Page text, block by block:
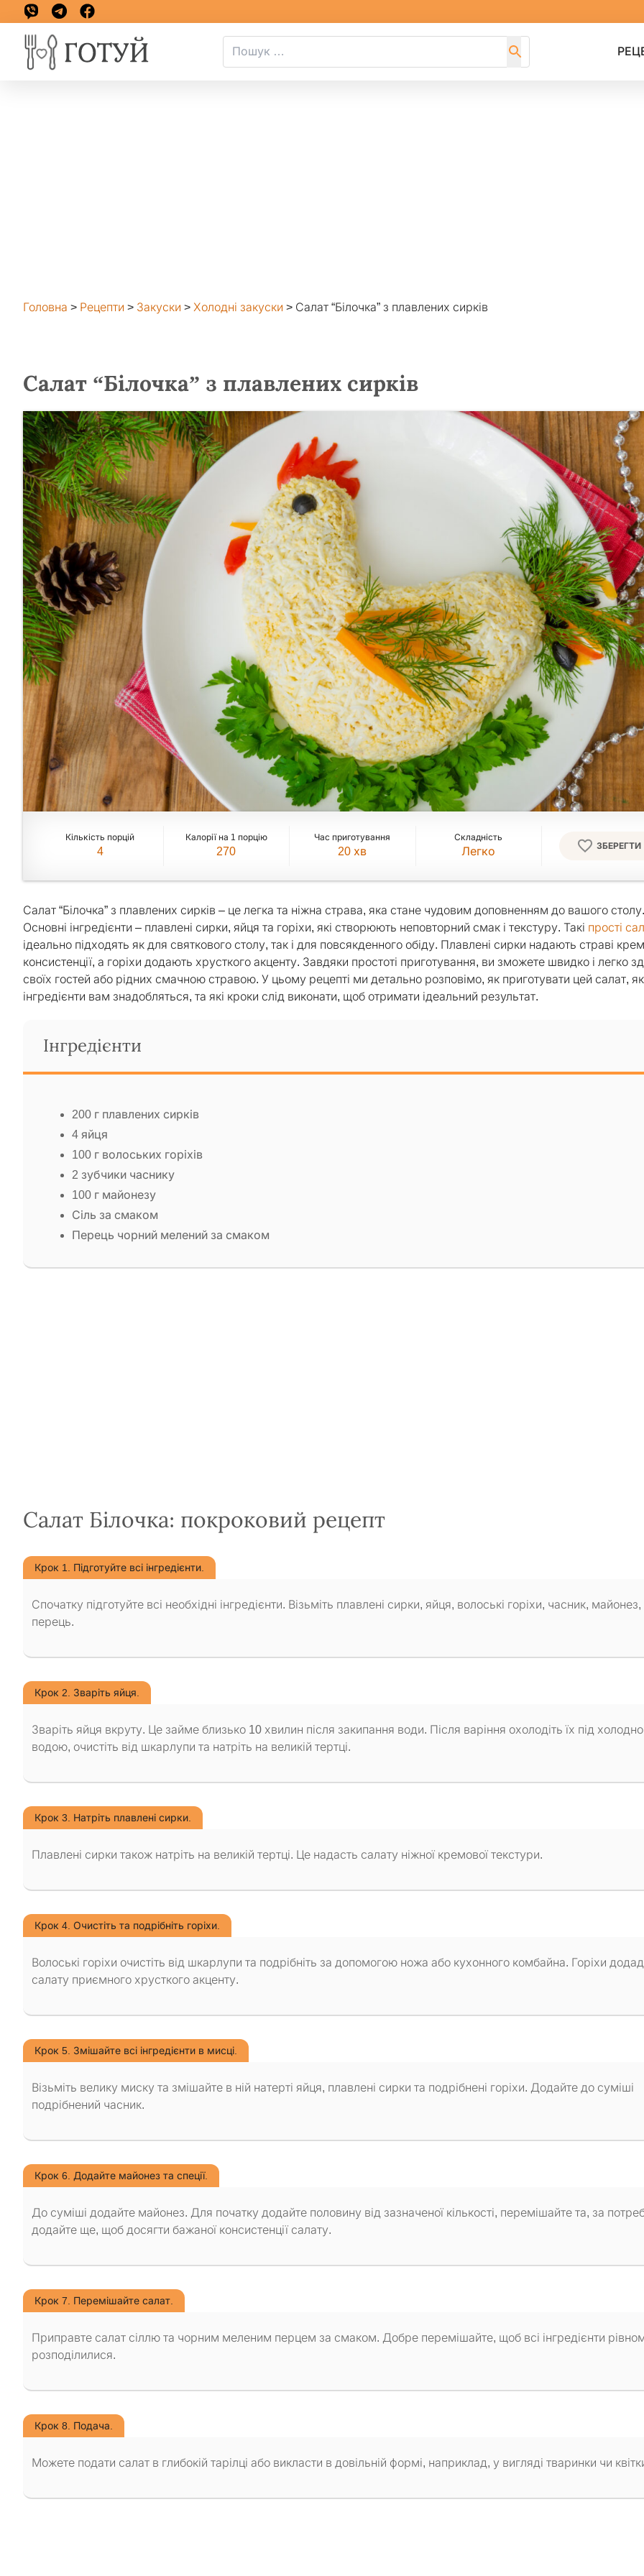
Головна > Рецепти > Закуски > Холодні закуски > Салат “Білочка” з плавлених сирків
Салат “Білочка” з плавлених сирків
Кількість порцій
4
Калорії на 1 порцію
270
Час приготування
20 хв
Складність
Легко ЗБЕРЕГТИ
Салат “Білочка” з плавлених сирків – це легка та ніжна страва, яка стане чудовим доповненням до вашого столу.
Основні інгредієнти – плавлені сирки, яйця та горіхи, які створюють неповторний смак і текстуру. Такі прості
ідеально підходять як для святкового столу, так і для повсякденного обіду. Плавлені сирки надають страві
консистенції, а горіхи додають хрусткого акценту. Завдяки простоті приготування, ви зможете швидко і легко
своїх гостей або рідних смачною стравою. У цьому рецепті ми детально розповімо, як приготувати цей салат,
інгредієнти вам знадобляться, та які кроки слід виконати, щоб отримати ідеальний результат.
Інгредієнти
200 г плавлених сирків
4 яйця
100 г волоських горіхів
2 зубчики часнику
100 г майонезу
Сіль за смаком
Перець чорний мелений за смаком
Салат Білочка: покроковий рецепт
Крок 1. Підготуйте всі інгредієнти.
Спочатку підготуйте всі необхідні інгредієнти. Візьміть плавлені сирки, яйця, волоські горіхи, часник, майонез,
перець.
Крок 2. Зваріть яйця.
Зваріть яйця вкруту. Це займе близько 10 хвилин після закипання води. Після варіння охолодіть їх під
водою, очистіть від шкарлупи та натріть на великій тертці.
Крок 3. Натріть плавлені сирки.
Плавлені сирки також натріть на великій тертці. Це надасть салату ніжної кремової текстури.
Крок 4. Очистіть та подрібніть горіхи.
Волоські горіхи очистіть від шкарлупи та подрібніть за допомогою ножа або кухонного комбайна. Горіхи
салату приємного хрусткого акценту.
Крок 5. Змішайте всі інгредієнти в мисці.
Візьміть велику миску та змішайте в ній натерті яйця, плавлені сирки та подрібнені горіхи. Додайте до суміші
подрібнений часник.
Крок 6. Додайте майонез та спеції.
До суміші додайте майонез. Для початку додайте половину від зазначеної кількості, перемішайте та, за
додайте ще, щоб досягти бажаної консистенції салату.
Крок 7. Перемішайте салат.
Приправте салат сіллю та чорним меленим перцем за смаком. Добре перемішайте, щоб всі інгредієнти
розподілилися.
Крок 8. Подача.
Можете подати салат в глибокій тарілці або викласти в довільній формі, наприклад, у вигляді тваринки чи